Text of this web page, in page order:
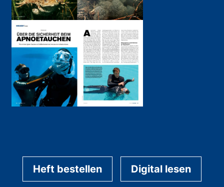
Heft bestellen Digital lesen